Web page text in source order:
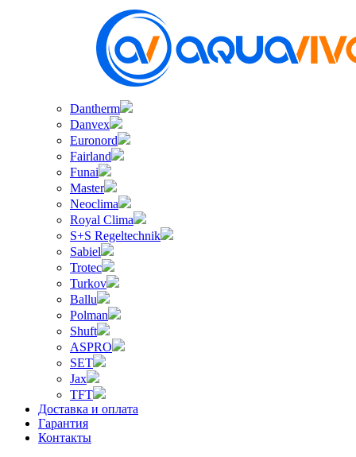
Dantherm
Danvex
Euronord
Fairland
Funai
Master
Neoclima
Royal Clima
S+S Regeltechnik
Sabiel
Trotec
Turkov
Ballu
Polman
Shuft
ASPRO
SET
Jax
TFT
Доставка и оплата
Гарантия
Контакты